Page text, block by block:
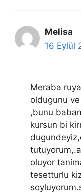
Melisa
16 Eylül
Meraba
oldugunu
,bunu
kursun bi
oluyor
tesetturlu